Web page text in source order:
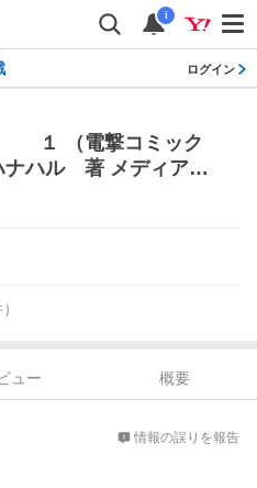
i
ログイン
（電撃コミック
ハル 著 メディアワ
）
ュー
概要
情報の誤りを報告